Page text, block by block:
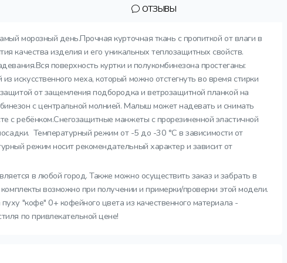
ОТЗЫВЫ
морозный день.Прочная курточная ткань с пропиткой от влаги в
качества изделия и его уникальных теплозащитных свойств.
поверхность куртки и полукомбинезона простеганы:
искусственного меха, который можно отстегнуть во время стирки
от защемления подбородка и ветрозащитной планкой на
с центральной молнией. Малыш может надевать и снимать
с ребёнком.Снегозащитные манжеты с прорезиненной эластичной
Температурный режим от -5 до -30 °C в зависимости от
режим носит рекомендательный характер и зависит от
в любой город. Также можно осуществить заказ и забрать в
возможно при получении и примерки/проверки этой модели.
"кофе" 0+ кофейного цвета из качественного материала -
по привлекательной цене!